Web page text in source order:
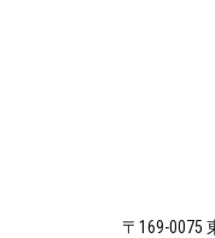
〒169-0075